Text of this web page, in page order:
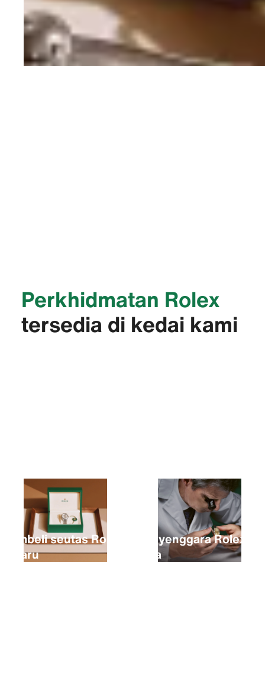
Perkhidmatan Rolex
tersedia di kedai kami
Membeli seutas Rolex
baharu
Menyenggara Rolex
anda